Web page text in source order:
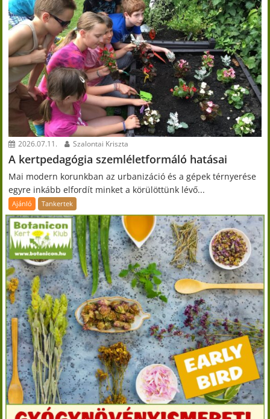
2026.07.11. Szalontai Kriszta
A kertpedagógia szemléletformáló hatásai
Mai modern korunkban az urbanizáció és a gépek térnyerése
egyre inkább elfordít minket a körülöttünk lévő...
Ajánló Tankertek